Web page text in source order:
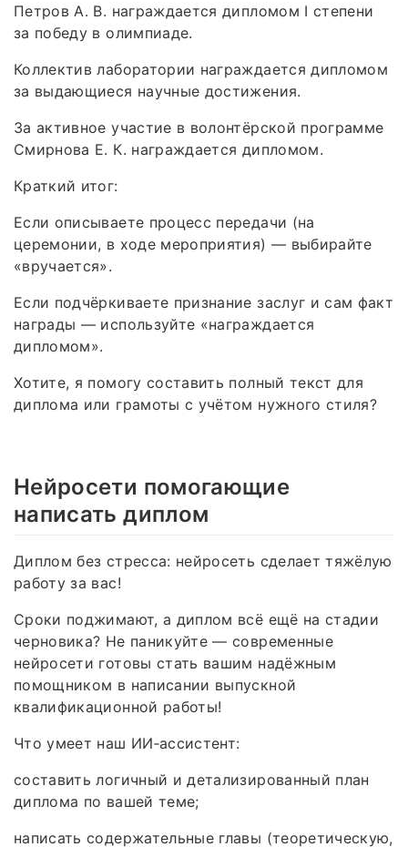
Петров А. В. награждается дипломом I степени
за победу в олимпиаде.
Коллектив лаборатории награждается дипломом
за выдающиеся научные достижения.
За активное участие в волонтёрской программе
Смирнова Е. К. награждается дипломом.
Краткий итог:
Если описываете процесс передачи (на
церемонии, в ходе мероприятия) — выбирайте
«вручается».
Если подчёркиваете признание заслуг и сам факт
награды — используйте «награждается
дипломом».
Хотите, я помогу составить полный текст для
диплома или грамоты с учётом нужного стиля?
Нейросети помогающие
написать диплом
Диплом без стресса: нейросеть сделает тяжёлую
работу за вас!
Сроки поджимают, а диплом всё ещё на стадии
черновика? Не паникуйте — современные
нейросети готовы стать вашим надёжным
помощником в написании выпускной
квалификационной работы!
Что умеет наш ИИ‑ассистент:
составить логичный и детализированный план
диплома по вашей теме;
написать содержательные главы (теоретическую,